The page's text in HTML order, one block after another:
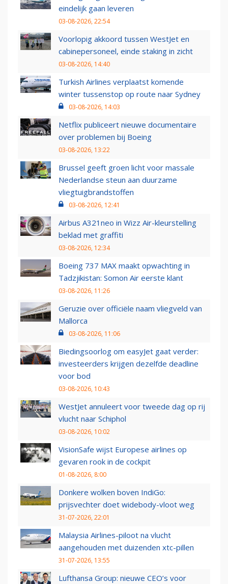
eindelijk gaan leveren
03-08-2026, 22:54
Voorlopig akkoord tussen WestJet en
cabinepersoneel, einde staking in zicht
03-08-2026, 14:40
Turkish Airlines verplaatst komende
winter tussenstop op route naar Sydney
03-08-2026, 14:03
Netflix publiceert nieuwe documentaire
over problemen bij Boeing
03-08-2026, 13:22
Brussel geeft groen licht voor massale
Nederlandse steun aan duurzame
vliegtuigbrandstoffen
03-08-2026, 12:41
Airbus A321neo in Wizz Air-kleurstelling
beklad met graffiti
03-08-2026, 12:34
Boeing 737 MAX maakt opwachting in
Tadzjikistan: Somon Air eerste klant
03-08-2026, 11:26
Geruzie over officiële naam vliegveld van
Mallorca
03-08-2026, 11:06
Biedingsoorlog om easyJet gaat verder:
investeerders krijgen dezelfde deadline
voor bod
03-08-2026, 10:43
WestJet annuleert voor tweede dag op rij
vlucht naar Schiphol
03-08-2026, 10:02
VisionSafe wijst Europese airlines op
gevaren rook in de cockpit
01-08-2026, 8:00
Donkere wolken boven IndiGo:
prijsvechter doet widebody-vloot weg
31-07-2026, 22:01
Malaysia Airlines-piloot na vlucht
aangehouden met duizenden xtc-pillen
31-07-2026, 13:55
Lufthansa Group: nieuwe CEO’s voor